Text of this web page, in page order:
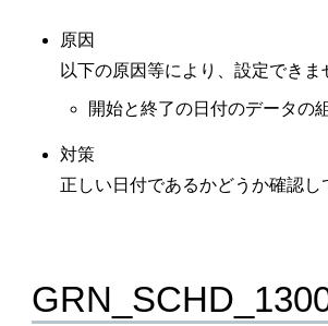
原因
以下の原因等により、設定できま
開始と終了の日付のデータの
対策
正しい日付であるかどうか確認し